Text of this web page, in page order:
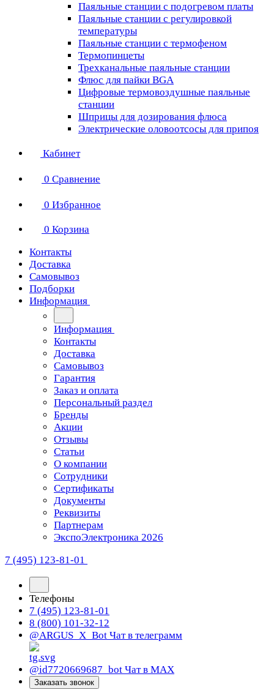
Паяльные станции с подогревом платы
Паяльные станции с регулировкой
температуры
Паяльные станции с термофеном
Термопинцеты
Трехканальные паяльные станции
Флюс для пайки BGA
Цифровые термовоздушные паяльные
станции
Шприцы для дозирования флюса
Электрические оловоотсосы для припоя
Кабинет
0 Сравнение
0 Избранное
0 Корзина
Контакты
Доставка
Самовывоз
Подборки
Информация
Информация
Контакты
Доставка
Самовывоз
Гарантия
Заказ и оплата
Персональный раздел
Бренды
Акции
Отзывы
Статьи
О компании
Сотрудники
Сертификаты
Документы
Реквизиты
Партнерам
ЭкспоЭлектроника 2026
7 (495) 123-81-01
Телефоны
7 (495) 123-81-01
8 (800) 101-32-12
@ARGUS_X_Bot Чат в телеграмм
@id7720669687_bot Чат в МАХ
Заказать звонок